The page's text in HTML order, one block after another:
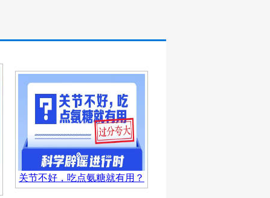
关节不好，吃点氨糖就有用？